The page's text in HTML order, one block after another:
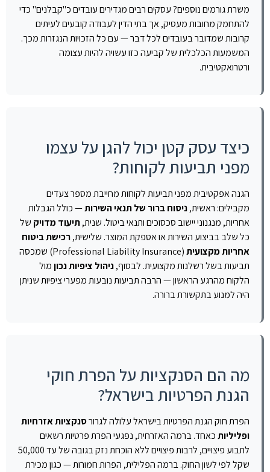
משרת גורמים נוספים? עסקים רבים מגדירים עובדים כ"קבלנים" כדי
להתחמק מחובות מעסיק, אך בתי הדין לעבודה קובעים לעיתים
קרובות שמדובר בעובדים לכל דבר — עם כל הזכויות הנגזרות מכך.
המשמעות הכלכלית של קביעה כזו עשויה להיות עצומה
ורטרואקטיבית.
כיצד עסק קטן יכול להגן על עצמו
מפני תביעות לקוחות?
הגנה אפקטיבית מפני תביעות לקוחות מחייבת מספר צעדים
מקבילים: ראשית,ניסוח ברור של תנאי השירות— כולל הגבלות
אחריות, מנגנוני יישוב סכסוכים ותנאי ביטול. שנית,תיעוד מדויק של
כל שלב בביצוע השירות או אספקת המוצר. שלישית,רכישת ביטוח
אחריות מקצועית
(Professional Liability Insurance) שמכסה
תביעות בשל רשלנות מקצועית. לבסוף,ניהול ציפיות נכוןמול
הלקוח מהרגע הראשון — הרבה תביעות נובעות מפערי ציפיות שניתן
היה למנוע בתקשורת ברורה.
מה הם הסנקציות על הפרת חוקי
הגנת הפרטיות בישראל?
הפרת חוק הגנת הפרטיות בישראל עלולה לגרורסנקציות אזרחיות
ופליליותכאחד. ברמה האזרחית, נפגעי הפרת פרטיות רשאים
לתבוע פיצויים, לרבות פיצויים ללא הוכחת נזק בגובה של עד 50,000
שקל לפי לשון החוק. ברמה הפלילית, הפרות חמורות — כגון מכירת